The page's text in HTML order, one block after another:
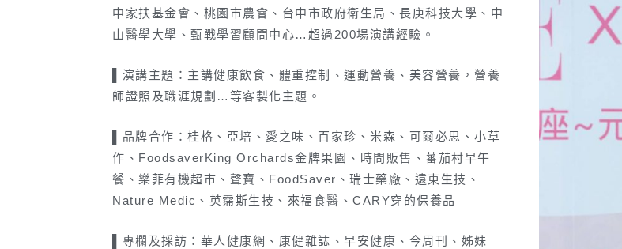
中家扶基金會、桃園市農會、台中市政府衛生局、長庚科技大學、中
山醫學大學、甄戰學習顧問中心…超過200場演講經驗。
▌演講主題：主講健康飲食、體重控制、運動營養、美容營養，營養
師證照及職涯規劃…等客製化主題。
▌品牌合作：桂格、亞培、愛之味、百家珍、米森、可爾必思、小草
作、FoodsaverKing Orchards金牌果園、時間販售、蕃茄村早午
餐、樂菲有機超市、聲寶、FoodSaver、瑞士藥廠、遠東生技、
Nature Medic、英霈斯生技、來福食醫、CARY穿的保養品
▌專欄及採訪：華人健康網、康健雜誌、早安健康、今周刊、姊妹